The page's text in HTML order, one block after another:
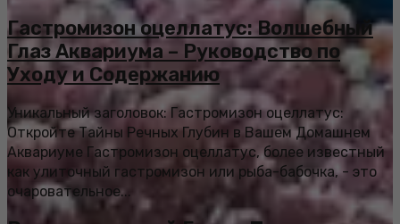
Гастромизон оцеллатус: Волшебный
Глаз Аквариума – Руководство по
Уходу и Содержанию
Уникальный заголовок: Гастромизон оцеллатус:
Откройте Тайны Речных Глубин в Вашем Домашнем
Аквариуме Гастромизон оцеллатус, более известный
как улиточный гастромизон или рыба-бабочка, - это
очаровательное...